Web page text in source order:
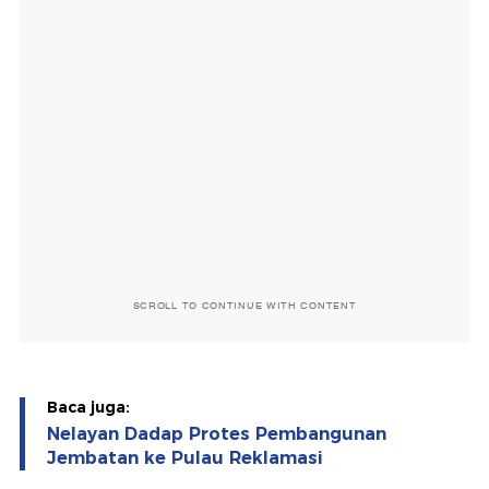
SCROLL TO CONTINUE WITH CONTENT
Baca juga:
Nelayan Dadap Protes Pembangunan
Jembatan ke Pulau Reklamasi